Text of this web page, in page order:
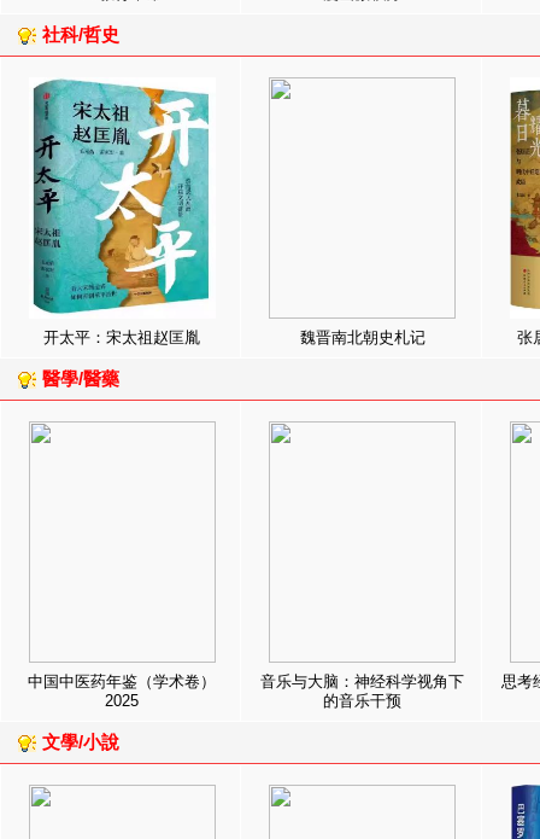
社科/哲史
开太平：宋太祖赵匡胤 魏晋南北朝史札记 张
醫學/醫藥
中国中医药年鉴（学术卷）
2025
音乐与大脑：神经科学视角下
的音乐干预
思考
文學/小說